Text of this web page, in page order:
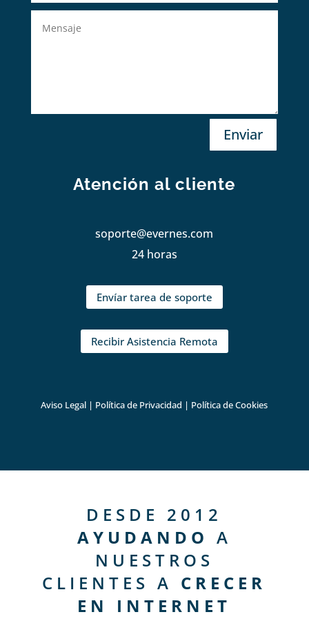
Enviar
Atención al cliente
soporte@evernes.com
24 horas
Envíar tarea de soporte
Recibir Asistencia Remota
Aviso Legal | Política de Privacidad | Política de Cookies
DESDE 2012
AYUDANDO A
NUESTROS
CLIENTES A CRECER
EN INTERNET